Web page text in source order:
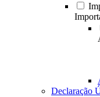
Declaração